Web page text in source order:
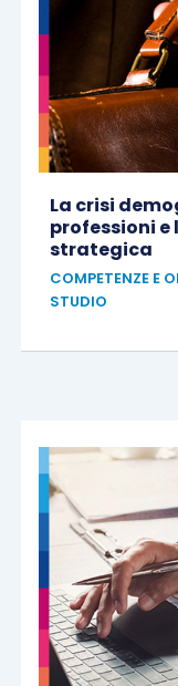
La crisi
professioni e
strategica
COMPETENZE E
STUDIO